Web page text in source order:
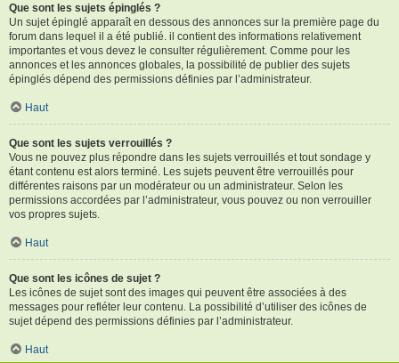
Que sont les sujets épinglés ?
Un sujet épinglé apparaît en dessous des annonces sur la première page du
forum dans lequel il a été publié. il contient des informations relativement
importantes et vous devez le consulter régulièrement. Comme pour les
annonces et les annonces globales, la possibilité de publier des sujets
épinglés dépend des permissions définies par l’administrateur.
Haut
Que sont les sujets verrouillés ?
Vous ne pouvez plus répondre dans les sujets verrouillés et tout sondage y
étant contenu est alors terminé. Les sujets peuvent être verrouillés pour
différentes raisons par un modérateur ou un administrateur. Selon les
permissions accordées par l’administrateur, vous pouvez ou non verrouiller
vos propres sujets.
Haut
Que sont les icônes de sujet ?
Les icônes de sujet sont des images qui peuvent être associées à des
messages pour refléter leur contenu. La possibilité d’utiliser des icônes de
sujet dépend des permissions définies par l’administrateur.
Haut